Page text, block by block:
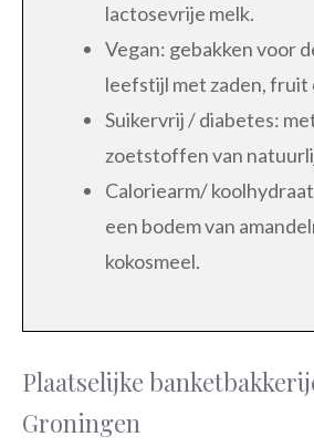
lactosevrije melk.
Vegan: gebakken voor
leefstijl met zaden, fruit
Suikervrij / diabetes:
zoetstoffen van
Caloriearm/
een bodem van
kokosmeel.
Plaatselijke
Groningen